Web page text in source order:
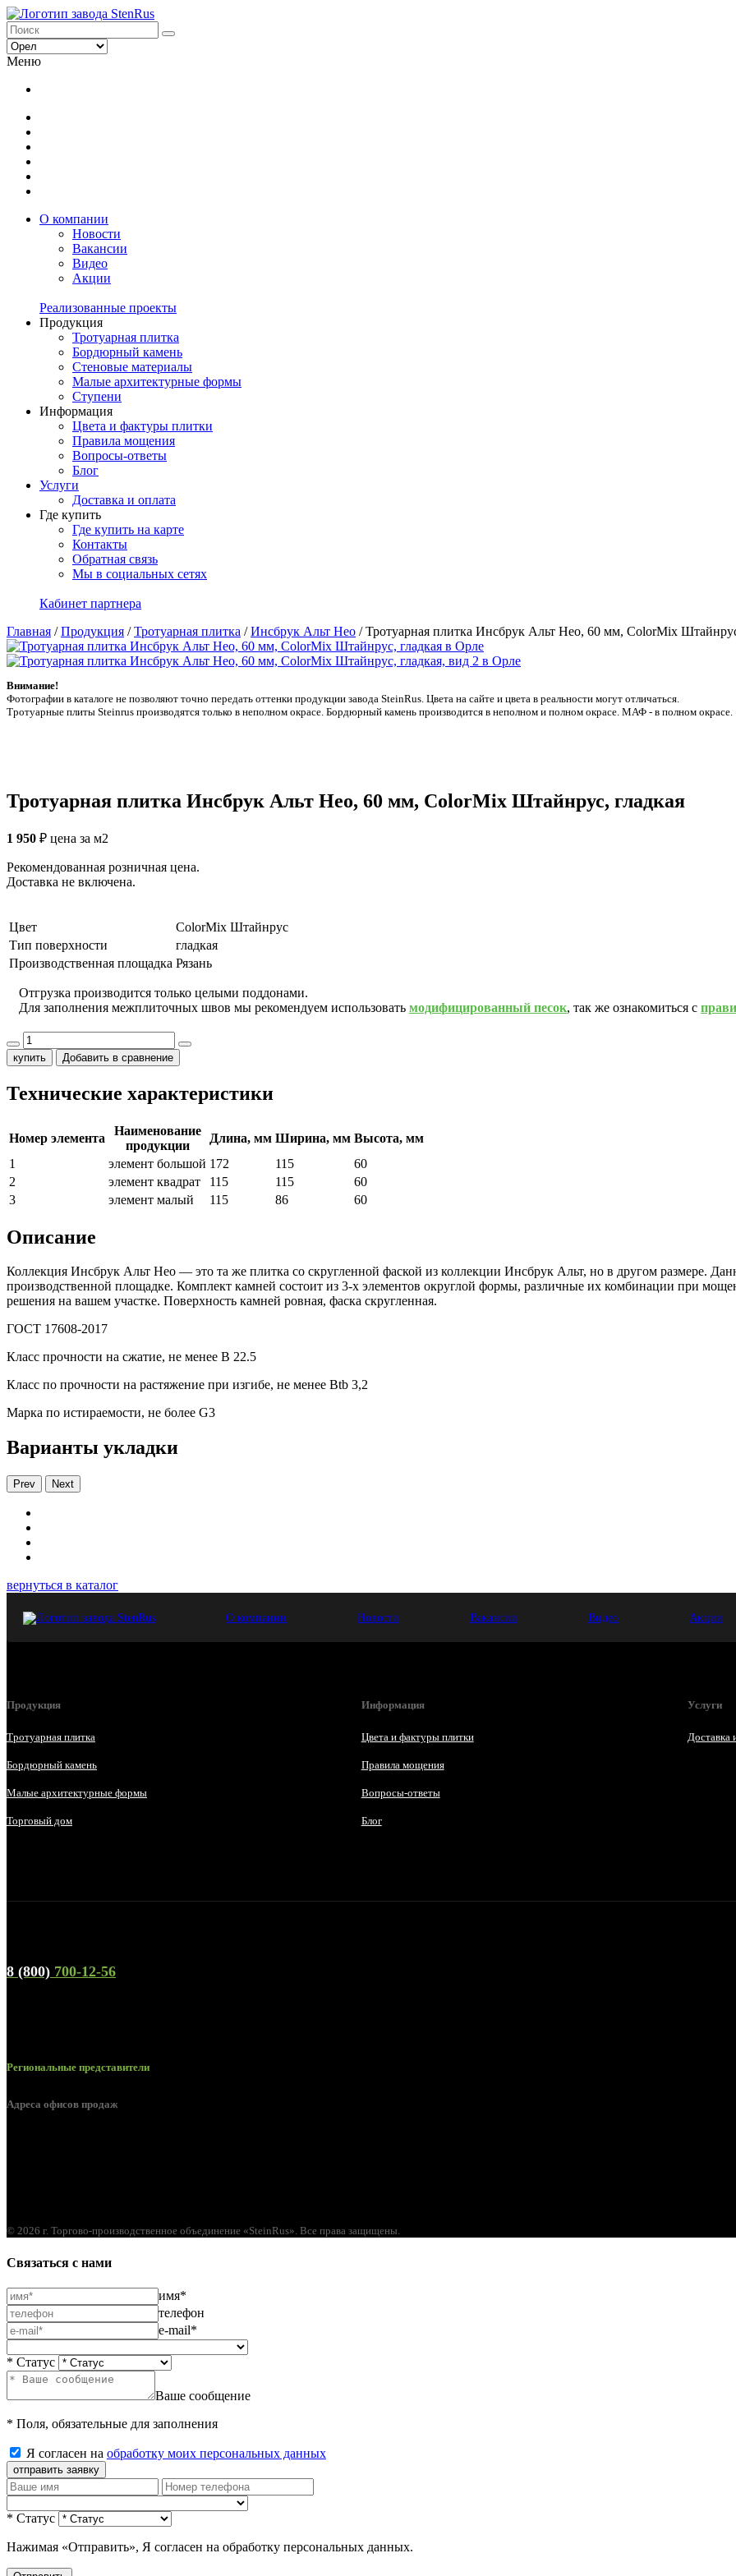
Меню
О компании
Новости
Вакансии
Видео
Акции
Реализованные проекты
Продукция
Тротуарная плитка
Бордюрный камень
Стеновые материалы
Малые архитектурные формы
Ступени
Информация
Цвета и фактуры плитки
Правила мощения
Вопросы-ответы
Блог
Услуги
Доставка и оплата
Где купить
Где купить на карте
Контакты
Обратная связь
Мы в социальных сетях
Кабинет партнера
Главная /Продукция /Тротуарная плитка /Инсбрук Альт Нео /Тротуарная плитка Инсбрук Альт Нео, 60 мм, ColorMix
Внимание!
Фотографии в каталоге не позволяют точно передать оттенки продукции заводa SteinRus. Цвета на сайте и цвета в реальности могут отличаться.
Тротуарные плиты Steinrus производятся только в неполном окрасе. Бордюрный камень производится в неполном и полном окрасе. МАФ - в полном окрасе.
Тротуарная плитка Инсбрук Альт Нео, 60 мм, ColorMix Штайнрус, гладкая
1 950 ₽ цена за м2
Рекомендованная розничная цена.
Доставка не включена.
Цвет
ColorMix Штайнрус
Тип поверхности
гладкая
Производственная площадка Рязань
Отгрузка производится только целыми поддонами.
Для заполнения межплиточных швов мы рекомендуем использовать модифицированный песок, так же ознакомиться с
купить Добавить в сравнение
Технические характеристики
Номер элемента
Наименование
продукции
Длина, мм Ширина, мм Высота, мм
1
элемент большой 172 115
60
2
элемент квадрат 115 115
60
3
элемент малый 115 86 60
Описание
Коллекция Инсбрук Альт Нео — это та же плитка со скругленной фаской из коллекции Инсбрук Альт, но в другом размере.
производственной площадке. Комплект камней состоит из 3-х элементов округлой формы, различные их комбинации при
решения на вашем участке. Поверхность камней ровная, фаска скругленная.
ГОСТ 17608-2017
Класс прочности на сжатие, не менее В 22.5
Класс по прочности на растяжение при изгибе, не менее Вtb 3,2
Марка по истираемости, не более G3
Варианты укладки
Prev Next
вернуться в каталог
О компании Новости Вакансии Видео Акции
Продукция
Тротуарная плитка
Бордюрный камень
Малые архитектурные формы
Торговый дом
Информация
Цвета и фактуры плитки
Правила мощения
Вопросы-ответы
Блог
Услуги
Доставка
8 (800) 700-12-56
Региональные представители
Адреса офисов продаж
© 2026 г. Торгово-производственное объединение «SteinRus». Все права защищены.
Связаться с нами
имя*
телефон
e-mail*
* Статус
Ваше сообщение
* Поля, обязательные для заполнения
Я согласен на обработку моих персональных данных
отправить заявку
* Статус
Нажимая «Отправить», Я согласен на обработку персональных данных.